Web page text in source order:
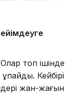
топ ішінде
Кейбірі
жан-жағын